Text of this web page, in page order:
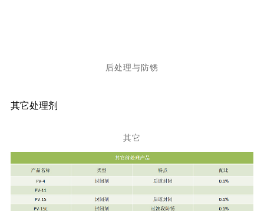
后处理与防锈
其它处理剂
其它